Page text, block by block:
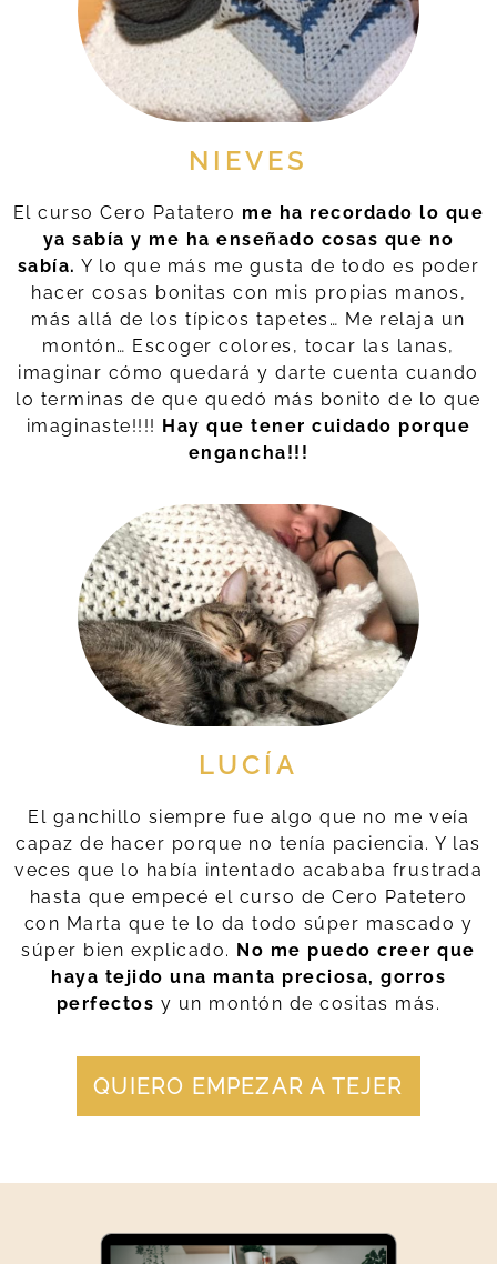
NIEVES
El curso Cero Patatero me ha recordado lo que
ya sabía y me ha enseñado cosas que no
sabía. Y lo que más me gusta de todo es poder
hacer cosas bonitas con mis propias manos,
más allá de los típicos tapetes… Me relaja un
montón… Escoger colores, tocar las lanas,
imaginar cómo quedará y darte cuenta cuando
lo terminas de que quedó más bonito de lo que
imaginaste!!!! Hay que tener cuidado porque
engancha!!!
LUCÍA
El ganchillo siempre fue algo que no me veía
capaz de hacer porque no tenía paciencia. Y las
veces que lo había intentado acababa frustrada
hasta que empecé el curso de Cero Patetero
con Marta que te lo da todo súper mascado y
súper bien explicado. No me puedo creer que
haya tejido una manta preciosa, gorros
perfectos y un montón de cositas más.
QUIERO EMPEZAR A TEJER